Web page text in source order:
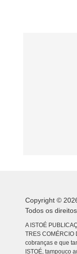
Copyright ©
Todos os
A ISTOÉ
TRES COMÉRCIO
cobranças e que
ISTOÉ, tampouco